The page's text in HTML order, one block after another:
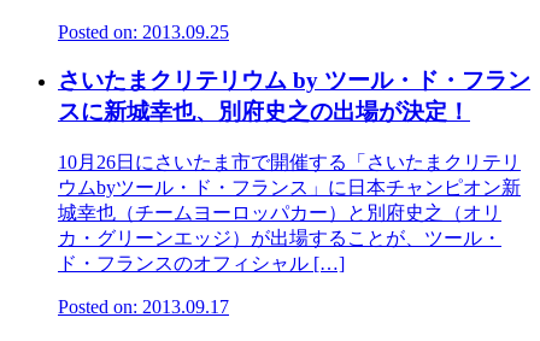
Posted on: 2013.09.25
さいたまクリテリウム by ツール・ド・フラン
スに新城幸也、別府史之の出場が決定！
10月26日にさいたま市で開催する「さいたまクリテリ
ウムbyツール・ド・フランス」に日本チャンピオン新
城幸也（チームヨーロッパカー）と別府史之（オリ
カ・グリーンエッジ）が出場することが、ツール・
ド・フランスのオフィシャル […]
Posted on: 2013.09.17